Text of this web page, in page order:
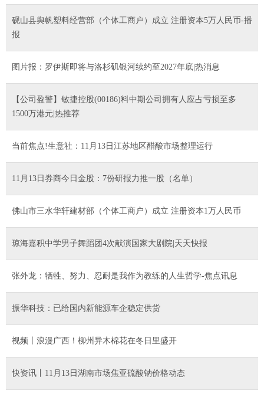
砚山县舆帆塑料经营部（个体工商户）成立 注册资本5万人民币-播
报
图片报：罗伊斯即将与洛杉矶银河续约至2027年底|热消息
【公司盈警】敏捷控股(00186)料中期公司拥有人应占亏损至多
1500万港元|热推荐
当前焦点!生意社：11月13日江苏地区醋酸市场整理运行
11月13日券商今日金股：7份研报力推一股（名单）
佛山市三水华轩建材部（个体工商户）成立 注册资本1万人民币
琼海嘉积中学男子舞蹈团4次献演国家大剧院|天天快报
张外龙：牺牲、努力、忍耐是我作为教练的人生哲学-焦点讯息
振华科技：已给国内新能源车企稳定供货
视频丨浪漫广西！柳州异木棉花在冬日里盛开
快资讯丨11月13日湖南市场焦亚硫酸钠价格动态